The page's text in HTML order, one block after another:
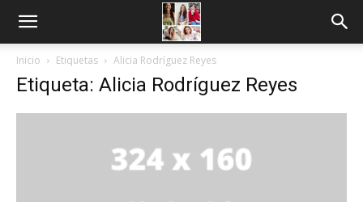
Inicio Etiquetas Alicia Rodríguez Reyes
Etiqueta: Alicia Rodríguez Reyes